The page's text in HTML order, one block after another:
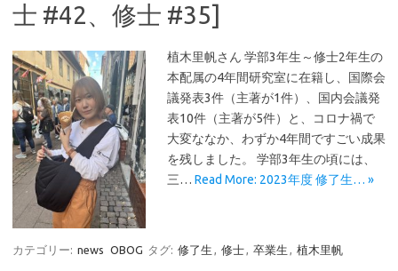
士 #42、修士 #35]
植木里帆さん 学部3年生～修士2年生の
本配属の4年間研究室に在籍し、国際会
議発表3件（主著が1件）、国内会議発
表10件（主著が5件）と、コロナ禍で
大変ななか、わずか4年間ですごい成果
を残しました。 学部3年生の頃には、
三… Read More: 2023年度 修了生… »
カテゴリー: news OBOG タグ: 修了生 , 修士, 卒業生 , 植木里帆